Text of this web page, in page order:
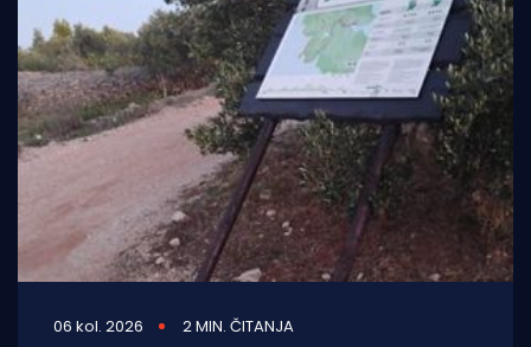
06 kol. 2026 2 MIN. ČITANJA